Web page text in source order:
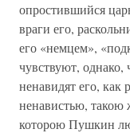
опростившийся
враги его,
его «немцем»,
чувствуют,
ненавидят его, как
ненавистью, такою
которою Пушкин